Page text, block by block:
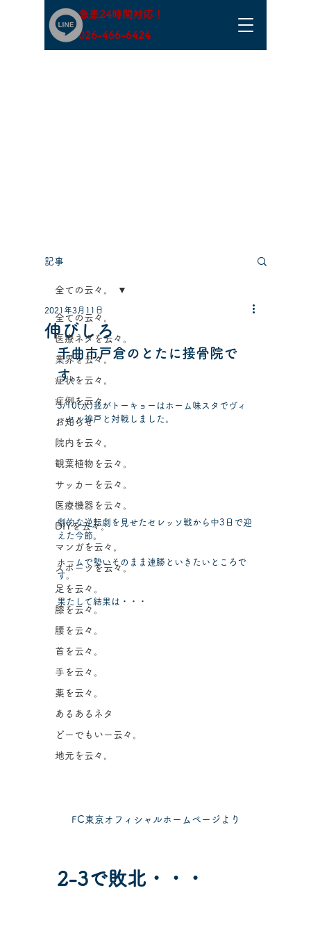
急患24時間対応！
​026-466-6424
記事
全ての云々。
医療ネタを云々。
業界を云々。
症状を云々。
症例を云々。
お知らせ
院内を云々。
観葉植物を云々。
サッカーを云々。
医療機器を云々。
DIYを云々。
マンガを云々。
スポーツを云々。
足を云々。
膝を云々。
腰を云々。
首を云々。
手を云々。
薬を云々。
あるあるネタ
どーでもいー云々。
地元を云々。
全ての云々。
伸びしろ
2021年3月11日
千曲市戸倉のとたに接骨院で
す。
3/10(水)我がトーキョーはホーム味スタでヴィ
ッセル神戸と対戦しました。
劇的な逆転劇を見せたセレッソ戦から中3日で迎
えた今節。
ホームで勢いそのまま連勝といきたいところで
す。
果たして結果は・・・
FC東京オフィシャルホームページより
2-3で敗北・・・